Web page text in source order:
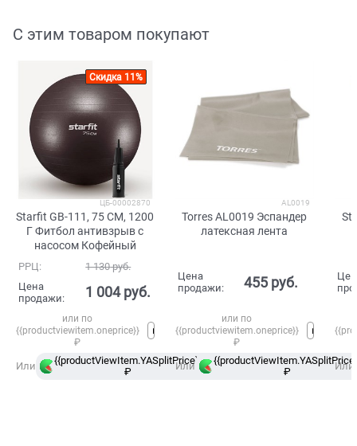
С этим товаром покупают
Скидка 11%
ЦБ-00002870
Starfit GB-111, 75 СМ, 1200
Г Фитбол антивзрыв с
насосом Кофейный
РРЦ: 1 130 руб.
Цена
продажи:
1 004 руб.
или по
{{productviewitem.oneprice}}
₽
Или
{{productViewItem.YASplitPrice}}
₽
в
Сплит
AL0019
Torres AL0019 Эспандер
латексная лента
Цена
продажи:
455 руб.
или по
{{productviewitem.oneprice}}
₽
Или
₽
Или